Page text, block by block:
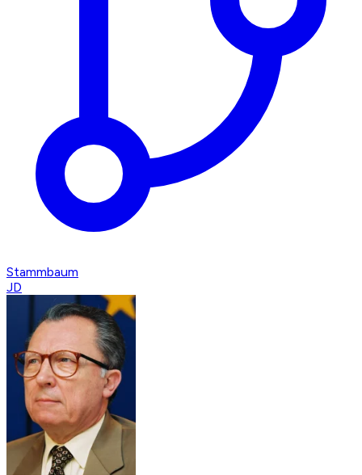
Stammbaum
JD